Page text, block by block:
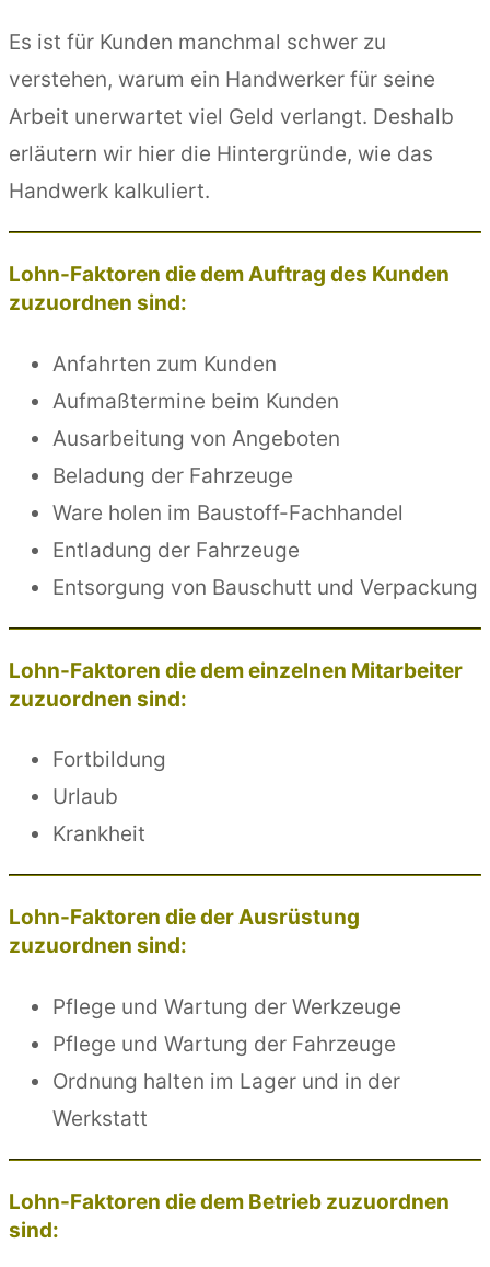
Es ist für Kunden manchmal schwer zu
verstehen, warum ein Handwerker für seine
Arbeit unerwartet viel Geld verlangt. Deshalb
erläutern wir hier die Hintergründe, wie das
Handwerk kalkuliert.
Lohn-Faktoren die dem Auftrag des Kunden
zuzuordnen sind:
Anfahrten zum Kunden
Aufmaßtermine beim Kunden
Ausarbeitung von Angeboten
Beladung der Fahrzeuge
Ware holen im Baustoff-Fachhandel
Entladung der Fahrzeuge
Entsorgung von Bauschutt und Verpackung
Lohn-Faktoren die dem einzelnen Mitarbeiter
zuzuordnen sind:
Fortbildung
Urlaub
Krankheit
Lohn-Faktoren die der Ausrüstung
zuzuordnen sind:
Pflege und Wartung der Werkzeuge
Pflege und Wartung der Fahrzeuge
Ordnung halten im Lager und in der
Werkstatt
Lohn-Faktoren die dem Betrieb zuzuordnen
sind: